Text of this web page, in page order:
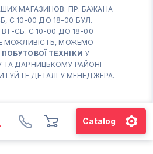
МАГАЗИНОВ: ПР. БАЖАНА
С 10-00 ДО 18-00 БУЛ.
СБ. С 10-00 ДО 18-00
МОЖЛИВІСТЬ, МОЖЕМО
ТЕХНІКИ У
ДАРНИЦЬКОМУ РАЙОНІ
ДЕТАЛІ У МЕНЕДЖЕРА.
Catalog
район
СБ с10-00 до
76 42
– ПРАЦЮЄ
00 ДО 18-00